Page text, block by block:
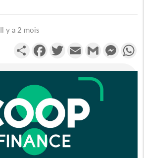
Il y a 2 mois
PartagerFacebookTwitterEmail Gmail